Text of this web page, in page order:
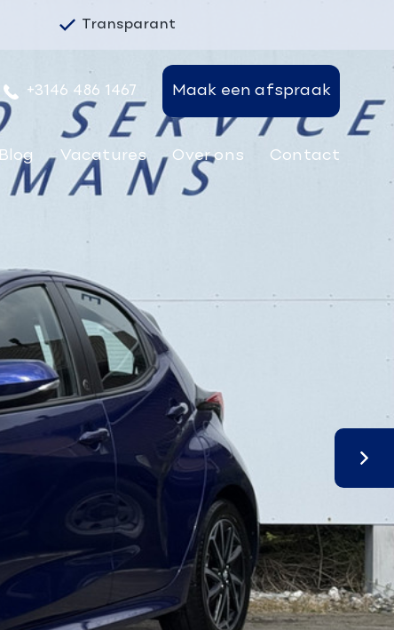
Transparant
+3146 486 1467 Maak een afspraak
Blog Vacatures Over ons Contact